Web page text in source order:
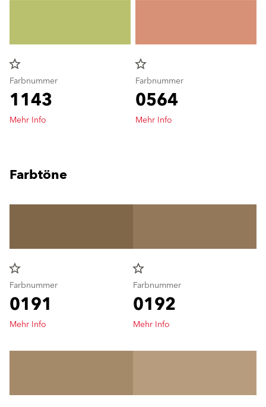
star_border
Farbnummer
1143
Mehr Info
star_border
Farbnummer
0564
Mehr Info
Farbtöne
star_border
Farbnummer
0191
Mehr Info
star_border
Farbnummer
0192
Mehr Info